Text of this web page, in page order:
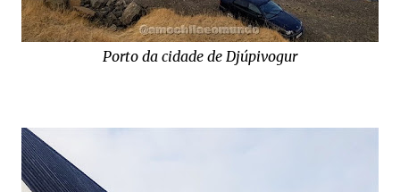
Porto da cidade de Djúpivogur